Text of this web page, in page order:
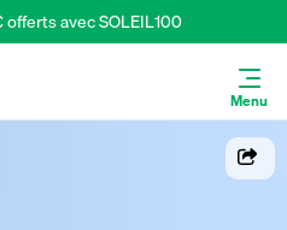
avec SOLEIL100
Menu